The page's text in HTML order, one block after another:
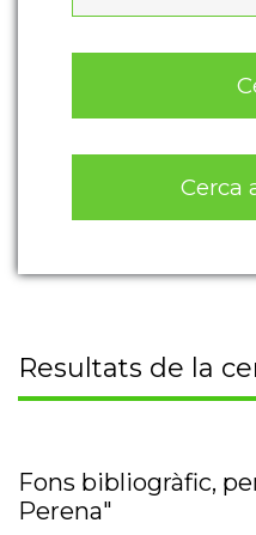
Cerca
Resultats de la
Fons bibliogràfic,
Perena"